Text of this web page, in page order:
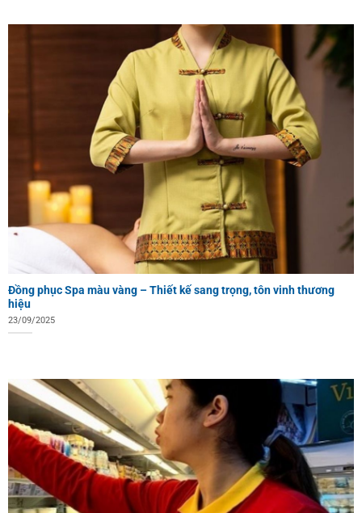
Đồng phục Spa màu vàng – Thiết kế sang trọng, tôn vinh thương
hiệu
23/09/2025